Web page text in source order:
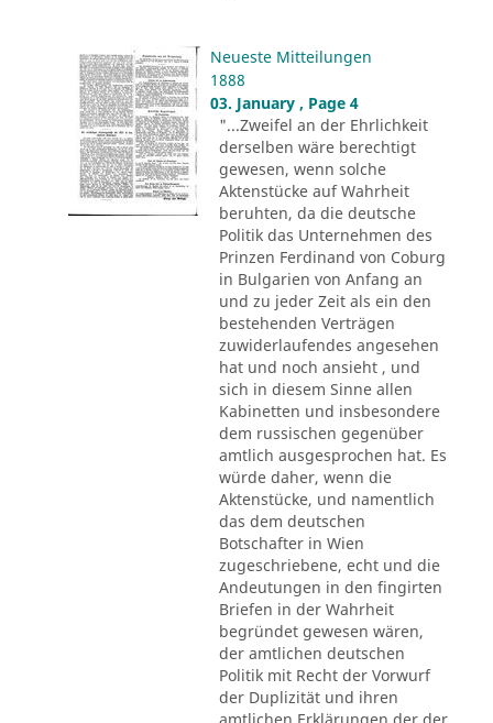
Neueste Mitteilungen
1888
03. January , Page 4
"...Zweifel an der Ehrlichkeit
derselben wäre berechtigt
gewesen, wenn solche
Aktenstücke auf Wahrheit
beruhten, da die deutsche
Politik das Unternehmen des
Prinzen Ferdinand von Coburg
in Bulgarien von Anfang an
und zu jeder Zeit als ein den
bestehenden Verträgen
zuwiderlaufendes angesehen
hat und noch ansieht , und
sich in diesem Sinne allen
Kabinetten und insbesondere
dem russischen gegenüber
amtlich ausgesprochen hat. Es
würde daher, wenn die
Aktenstücke, und namentlich
das dem deutschen
Botschafter in Wien
zugeschriebene, echt und die
Andeutungen in den fingirten
Briefen in der Wahrheit
begründet gewesen wären,
der amtlichen deutschen
Politik mit Recht der Vorwurf
der Duplizität und ihren